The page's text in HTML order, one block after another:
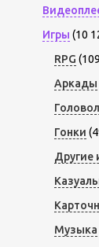
Игры (10
RPG
Аркады
Гонки
Другие
Музыка